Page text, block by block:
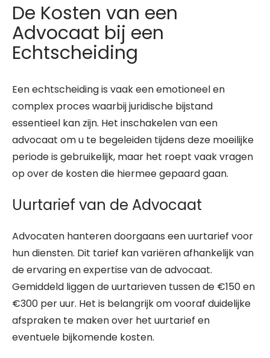
De Kosten van een
Advocaat bij een
Echtscheiding
Een echtscheiding is vaak een emotioneel en
complex proces waarbij juridische bijstand
essentieel kan zijn. Het inschakelen van een
advocaat om u te begeleiden tijdens deze moeilijke
periode is gebruikelijk, maar het roept vaak vragen
op over de kosten die hiermee gepaard gaan.
Uurtarief van de Advocaat
Advocaten hanteren doorgaans een uurtarief voor
hun diensten. Dit tarief kan variëren afhankelijk van
de ervaring en expertise van de advocaat.
Gemiddeld liggen de uurtarieven tussen de €150 en
€300 per uur. Het is belangrijk om vooraf duidelijke
afspraken te maken over het uurtarief en
eventuele bijkomende kosten.